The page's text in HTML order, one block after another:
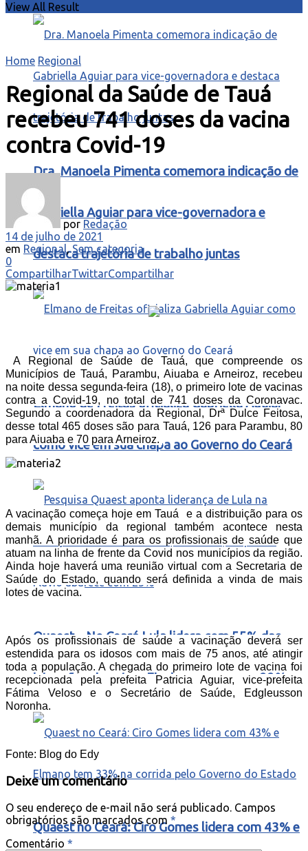
Dra. Manoela Pimenta comemora indicação de
Gabriella Aguiar para vice-governadora e
destaca trajetória de trabalho juntas
Elmano de Freitas oficializa Gabriella Aguiar
como vice em sua chapa ao Governo do Ceará
Quaest – No Ceará Lula lidera com 55% das
intenções de voto e Flavio aparece com 22%
Quaest no Ceará: Ciro Gomes lidera com 43% e
View All Result
Home Regional
Regional da Saúde de Tauá
recebeu 741 doses da vacina
contra Covid-19
por Redação
14 de julho de 2021
em Regional,Sem categoria
0
CompartilharTwittarCompartilhar
A Regional de Saúde de Tauá, que compreende os
Municípios de Tauá, Parambu, Aiuaba e Arneiroz, recebeu
na noite dessa segunda-feira (18), o primeiro lote de vacinas
contra a Covid-19, no total de 741 doses da Coronavac.
Segundo a coordenadora da Regional, Drª Dulce Feitosa,
desse total 465 doses são para Tauá, 126 para Parambu, 80
para Aiuaba e 70 para Arneiroz.
A vacinação começa hoje em Tauá e a distribuição para os
demais município da regional também acontece nesta
manhã. A prioridade é para os profissionais de saúde que
atuam na linha de frente da Covid nos municípios da região.
Ainda hoje haverá uma reunião virtual com a Secretaria de
Saúde do Estado, quando será definida a vinda de mais
lotes de vacina.
Após os profissionais de saúde a vacinação deverá ser
estendida para os idosos com mais de 75 anos, até atingir
toda a população. A chegada do primeiro lote de vacina foi
recepcionada pela prefeita Patricia Aguiar, vice-prefeita
Fátima Veloso e o Secretário de Saúde, Edgleusson
Noronha.
Fonte: Blog do Edy
Deixe um comentário
O seu endereço de e-mail não será publicado. Campos
obrigatórios são marcados com *
Comentário *